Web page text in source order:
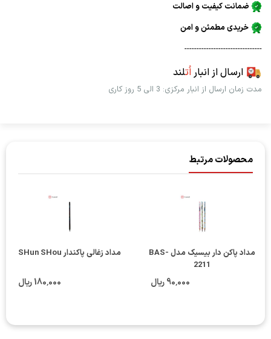
ضمانت کیفیت و اصالت
خریدی مطمئن و امن
--------------------------------
ارسال از انباراُتلند
مدت زمان ارسال از انبار مرکزی: 3 الی 5 روز کاری
محصولات مرتبط
مداد پاکن دار بیسیک مدل BAS-
2211
90٬000 ریال
مداد زغالی پاکندار SHun SHou
180٬000 ریال